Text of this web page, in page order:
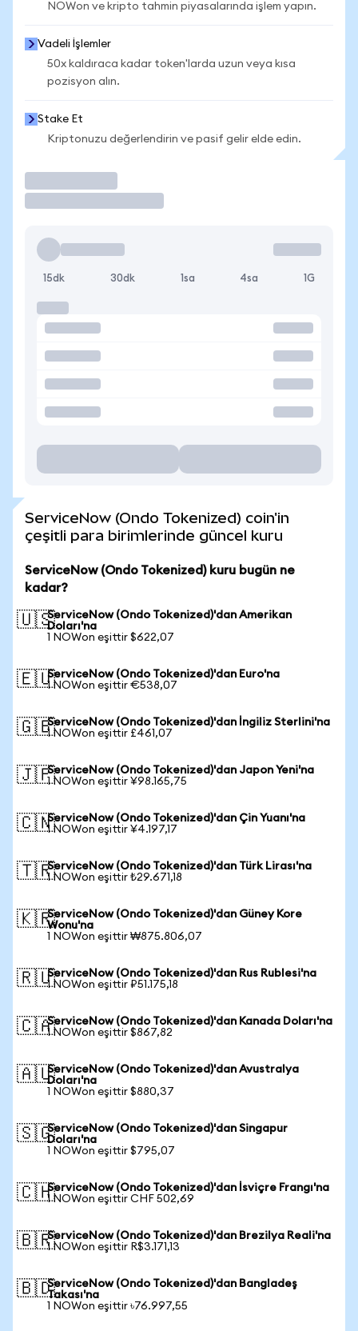
NOWon ve kripto tahmin piyasalarında işlem yapın.
Vadeli İşlemler
50x kaldıraca kadar token'larda uzun veya kısa
pozisyon alın.
Stake Et
Kriptonuzu değerlendirin ve pasif gelir elde edin.
15dk 30dk 1sa 4sa 1G
ServiceNow (Ondo Tokenized) coin'in
çeşitli para birimlerinde güncel kuru
ServiceNow (Ondo Tokenized) kuru bugün ne
kadar?
🇺🇸ServiceNow (Ondo Tokenized)'dan Amerikan
Doları'na
1 NOWon eşittir $622,07
🇪🇺ServiceNow (Ondo Tokenized)'dan Euro'na
1 NOWon eşittir €538,07
🇬🇧ServiceNow (Ondo Tokenized)'dan İngiliz Sterlini'na
1 NOWon eşittir £461,07
🇯🇵ServiceNow (Ondo Tokenized)'dan Japon Yeni'na
1 NOWon eşittir ¥98.165,75
🇨🇳ServiceNow (Ondo Tokenized)'dan Çin Yuanı'na
1 NOWon eşittir ¥4.197,17
🇹🇷ServiceNow (Ondo Tokenized)'dan Türk Lirası'na
1 NOWon eşittir ₺29.671,18
🇰🇷ServiceNow (Ondo Tokenized)'dan Güney Kore
Wonu'na
1 NOWon eşittir ₩875.806,07
🇷🇺ServiceNow (Ondo Tokenized)'dan Rus Rublesi'na
1 NOWon eşittir ₽51.175,18
🇨🇦ServiceNow (Ondo Tokenized)'dan Kanada Doları'na
1 NOWon eşittir $867,82
🇦🇺ServiceNow (Ondo Tokenized)'dan Avustralya
Doları'na
1 NOWon eşittir $880,37
🇸🇬ServiceNow (Ondo Tokenized)'dan Singapur
Doları'na
1 NOWon eşittir $795,07
🇨🇭ServiceNow (Ondo Tokenized)'dan İsviçre Frangı'na
1 NOWon eşittir CHF 502,69
🇧🇷ServiceNow (Ondo Tokenized)'dan Brezilya Reali'na
1 NOWon eşittir R$3.171,13
🇧🇩ServiceNow (Ondo Tokenized)'dan Bangladeş
Takası'na
1 NOWon eşittir ৳76.997,55